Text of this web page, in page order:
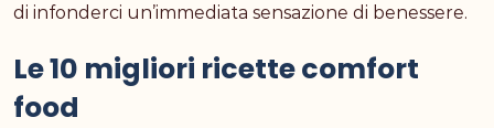
di infonderci un’immediata sensazione di benessere.
Le 10 migliori ricette comfort
food